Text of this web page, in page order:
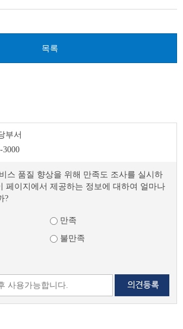
목록
부서
3000
스 품질 향상을 위해 만족도 조사를 실시하
페이지에서 제공하는 정보에 대하여 얼마나
?
만족
불만족